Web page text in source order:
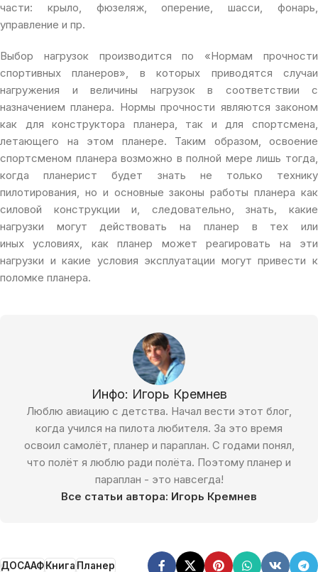
части: крыло, фюзеляж, оперение, шасси, фонарь,
управление и пр.
Выбор нагрузок производится по «Нормам прочности
спортивных планеров», в которых приводятся случаи
нагружения и величины нагрузок в соответствии с
назначением планера. Нормы прочности являются законом
как для конструктора планера, так и для спортсмена,
летающего на этом планере. Таким образом, освоение
спортсменом планера возможно в полной мере лишь тогда,
когда планерист будет знать не только технику
пилотирования, но и основные законы работы планера как
силовой конструкции и, следовательно, знать, какие
нагрузки могут действовать на планер в тех или
иных условиях, как планер может реагировать на эти
нагрузки и какие условия эксплуатации могут привести к
поломке планера.
Инфо: Игорь Кремнев
Люблю авиацию с детства. Начал вести этот блог,
когда учился на пилота любителя. За это время
освоил самолёт, планер и параплан. С годами понял,
что полёт я люблю ради полёта. Поэтому планер и
параплан - это навсегда!
Все статьи автора: Игорь Кремнев
ДОСААФКнигаПланер